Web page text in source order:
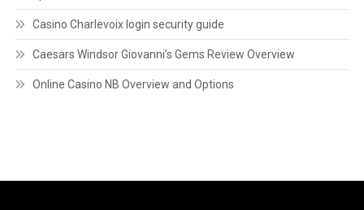
Casino Charlevoix login security guide
Caesars Windsor Giovanni’s Gems Review Overview
Online Casino NB Overview and Options